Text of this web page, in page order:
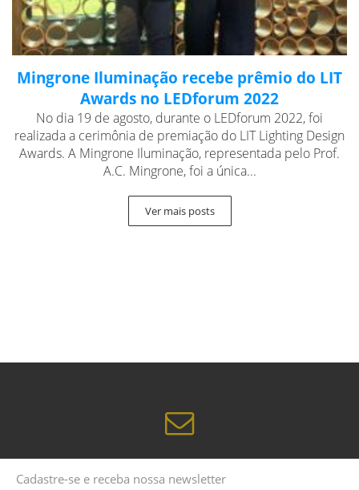
Mingrone Iluminação recebe prêmio do LIT
Awards no LEDforum 2022
No dia 19 de agosto, durante o LEDforum 2022, foi
realizada a cerimônia de premiação do LIT Lighting Design
Awards. A Mingrone Iluminação, representada pelo Prof.
A.C. Mingrone, foi a única...
Ver mais posts